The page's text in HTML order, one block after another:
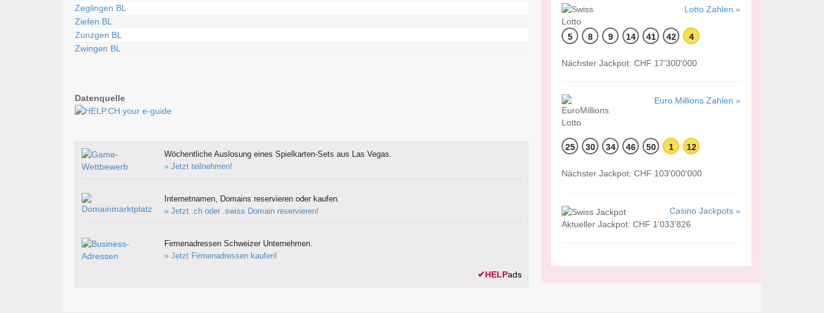
Zeglingen BL
Ziefen BL
Zunzgen BL
Zwingen BL
Datenquelle
Wöchentliche Auslosung eines Spielkarten-Sets aus Las Vegas.
» Jetzt teilnehmen!
Internetnamen, Domains reservieren oder kaufen.
» Jetzt .ch oder .swiss Domain reservieren!
Firmenadressen Schweizer Unternehmen.
» Jetzt Firmenadressen kaufen!
✔HELPads
Lotto Zahlen »
5 8 9 14 41 42 4
Nächster Jackpot: CHF 17'300'000
Euro Millions Zahlen »
25 30 34 46 50 1 12
Nächster Jackpot: CHF 103'000'000
Casino Jackpots »
Aktueller Jackpot: CHF 1'033'826